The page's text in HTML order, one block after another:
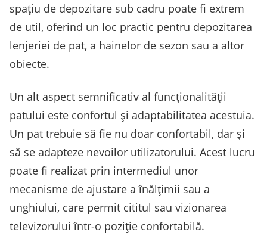
spațiu de depozitare sub cadru poate fi extrem
de util, oferind un loc practic pentru depozitarea
lenjeriei de pat, a hainelor de sezon sau a altor
obiecte.
Un alt aspect semnificativ al funcționalității
patului este confortul și adaptabilitatea acestuia.
Un pat trebuie să fie nu doar confortabil, dar și
să se adapteze nevoilor utilizatorului. Acest lucru
poate fi realizat prin intermediul unor
mecanisme de ajustare a înălțimii sau a
unghiului, care permit cititul sau vizionarea
televizorului într-o poziție confortabilă.